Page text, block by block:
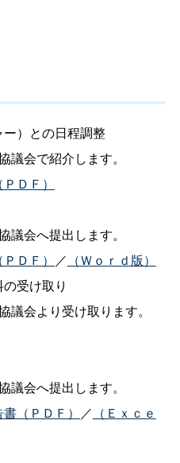
）との日程調整
会で紹介します。
ＤＦ）
会へ提出します。
ＤＦ） ／ （Ｗｏｒｄ版）
受け取り
会より受け取ります。
会へ提出します。
（ＰＤＦ） ／ （Ｅｘｃｅ